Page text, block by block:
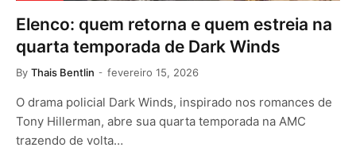
Elenco: quem retorna e quem estreia na
quarta temporada de Dark Winds
By Thais Bentlin fevereiro 15, 2026
O drama policial Dark Winds, inspirado nos romances de
Tony Hillerman, abre sua quarta temporada na AMC
trazendo de volta…